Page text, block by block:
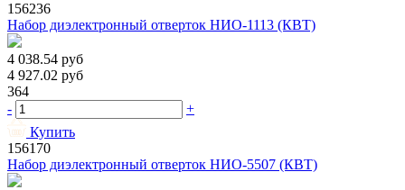
156236
Набор диэлектронный отверток НИО-1113 (КВТ)
4 038.54 руб
4 927.02 руб
364
-
+
Купить
156170
Набор диэлектронный отверток НИО-5507 (КВТ)